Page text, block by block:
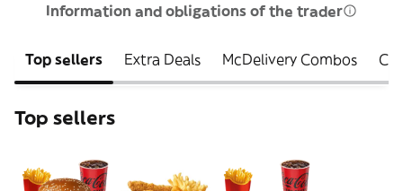
Information and obligations of the trader
Top sellers Extra Deals McDelivery Combos
Top sellers